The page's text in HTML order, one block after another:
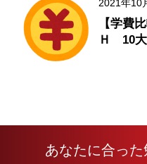
2021年10
【学費
Ｈ 10大
あなたに合った